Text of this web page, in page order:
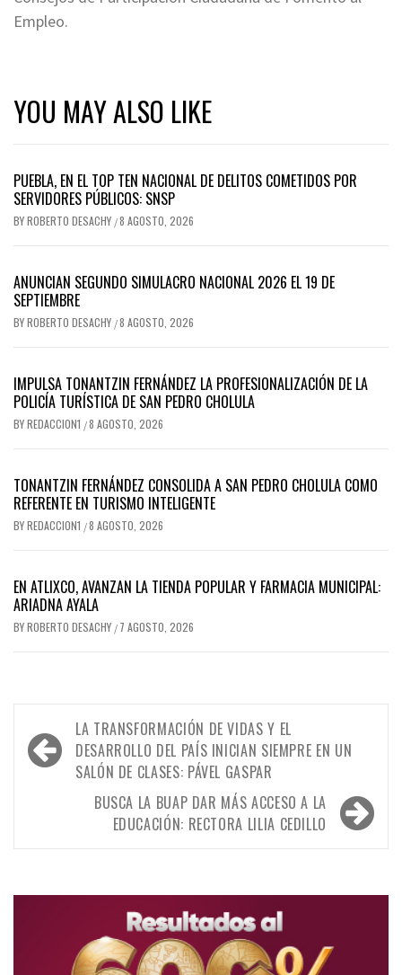
Empleo.
YOU MAY ALSO LIKE
PUEBLA, EN EL TOP TEN NACIONAL DE DELITOS COMETIDOS POR
SERVIDORES PÚBLICOS: SNSP
BYROBERTO DESACHY /8 AGOSTO, 2026
ANUNCIAN SEGUNDO SIMULACRO NACIONAL 2026 EL 19 DE
SEPTIEMBRE
BYROBERTO DESACHY /8 AGOSTO, 2026
IMPULSA TONANTZIN FERNÁNDEZ LA PROFESIONALIZACIÓN DE LA
POLICÍA TURÍSTICA DE SAN PEDRO CHOLULA
BYREDACCION1 /8 AGOSTO, 2026
TONANTZIN FERNÁNDEZ CONSOLIDA A SAN PEDRO CHOLULA COMO
REFERENTE EN TURISMO INTELIGENTE
BYREDACCION1 /8 AGOSTO, 2026
EN ATLIXCO, AVANZAN LA TIENDA POPULAR Y FARMACIA MUNICIPAL:
ARIADNA AYALA
BYROBERTO DESACHY / 7 AGOSTO, 2026
Navegación
de
entradas
LA TRANSFORMACIÓN DE VIDAS Y EL
DESARROLLO DEL PAÍS INICIAN SIEMPRE EN UN
SALÓN DE CLASES: PÁVEL GASPAR
BUSCA LA BUAP DAR MÁS ACCESO A LA
EDUCACIÓN: RECTORA LILIA CEDILLO